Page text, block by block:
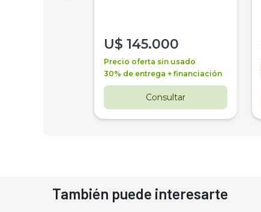
U$ 145.000
Precio oferta sin usado
30% de entrega + financiación
Consultar
También puede interesarte